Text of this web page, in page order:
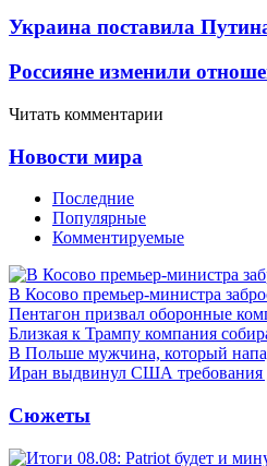
Украина поставила
Россияне изменили
Читать комментарии
Новости мира
Последние
Популярные
Комментируемые
В Косово премьер-министра
Пентагон призвал оборонные
Близкая к Трампу компания
В Польше мужчина, который
Иран выдвинул США требования
Сюжеты